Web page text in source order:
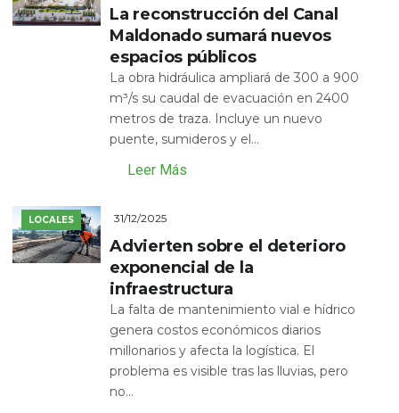
La reconstrucción del Canal
Maldonado sumará nuevos
espacios públicos
La obra hidráulica ampliará de 300 a 900
m³/s su caudal de evacuación en 2400
metros de traza. Incluye un nuevo
puente, sumideros y el...
Leer Más
LOCALES 31/12/2025
Advierten sobre el deterioro
exponencial de la
infraestructura
La falta de mantenimiento vial e hídrico
genera costos económicos diarios
millonarios y afecta la logística. El
problema es visible tras las lluvias, pero
no...